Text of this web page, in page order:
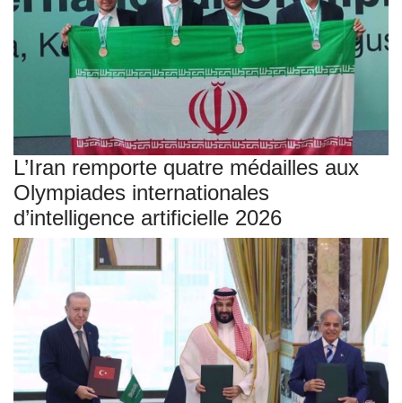
L’Iran remporte quatre médailles aux
Olympiades internationales
d’intelligence artificielle 2026